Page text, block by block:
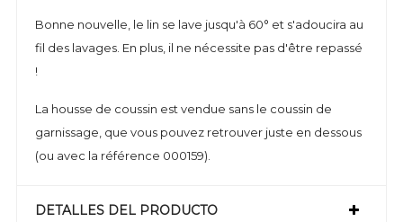
Bonne nouvelle, le lin se lave jusqu'à 60° et s'adoucira au
fil des lavages. En plus, il ne nécessite pas d'être repassé
!
La housse de coussin est vendue sans le coussin de
garnissage, que vous pouvez retrouver juste en dessous
(ou avec la référence 000159).
DETALLES DEL PRODUCTO